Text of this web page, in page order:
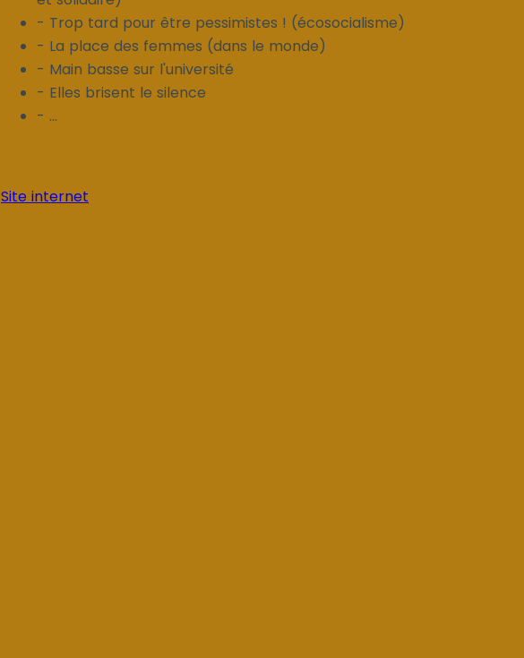
- Trop tard pour être pessimistes ! (écosocialisme)
- La place des femmes (dans le monde)
- Main basse sur l'université
- Elles brisent le silence
- ...
Site internet